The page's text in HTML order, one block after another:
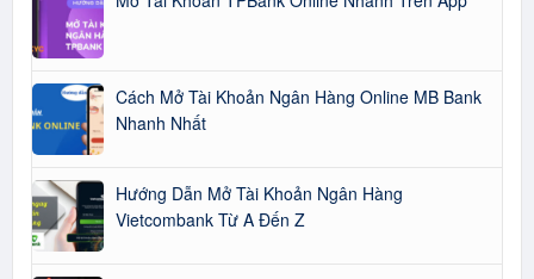
Cách Mở Tài Khoản Ngân Hàng Online MB Bank
Nhanh Nhất
Hướng Dẫn Mở Tài Khoản Ngân Hàng
Vietcombank Từ A Đến Z